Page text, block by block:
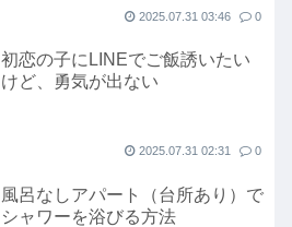
2025.07.31 03:46 0
初恋の子にLINEでご飯誘いたい
けど、勇気が出ない
2025.07.31 02:31 0
風呂なしアパート（台所あり）で
シャワーを浴びる方法